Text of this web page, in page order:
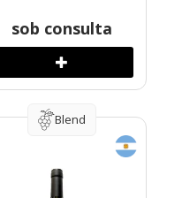
sob consulta
Blend